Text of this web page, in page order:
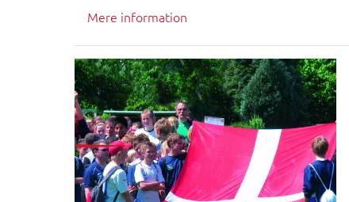
Mere information